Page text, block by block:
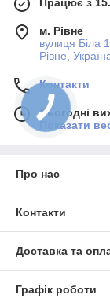
Працює з
м. Рівне
вулиця Біла
Рівне,
Контакти
Сьогодні
Показати
Про нас
Контакти
Доставка та
Графік роботи